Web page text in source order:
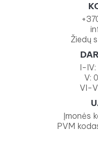
Žiedų
I-IV:
V:
VI-
Įmonės
PVM